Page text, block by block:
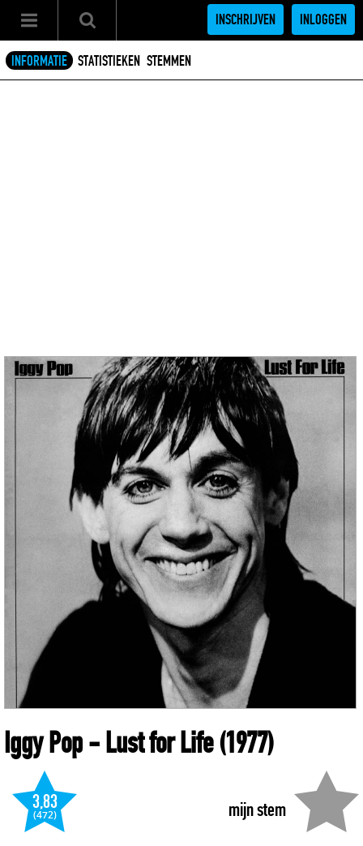
INSCHRIJVEN INLOGGEN
INFORMATIE STATISTIEKEN STEMMEN
Iggy Pop- Lust for Life(1977)
mijn stem
3,83
(472)